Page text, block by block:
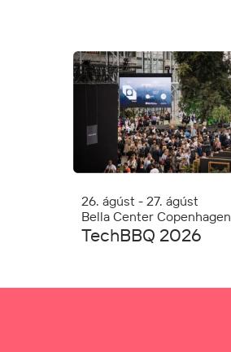
26. ágúst - 27. ágúst
Bella Center Copenhagen
TechBBQ 2026